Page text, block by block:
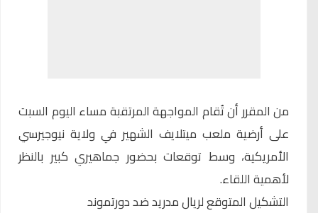
من المقرر أن تُقام المواجهة المرتقبة مساء اليوم السبت
على أرضية ملعب ميتلايف الشهير في ولاية نيوجيرسي
الأمريكية، وسط توقعات بحضور جماهيري كبير بالنظر
لأهمية اللقاء.
التشكيل المتوقع لريال مدريد ضد دورتموند